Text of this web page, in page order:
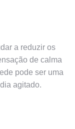
a reduzir os
de calma
pode ser uma
agitado.